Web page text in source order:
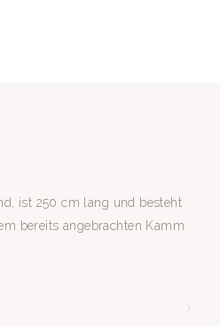
ist 250 cm lang und besteht
bereits angebrachten Kamm